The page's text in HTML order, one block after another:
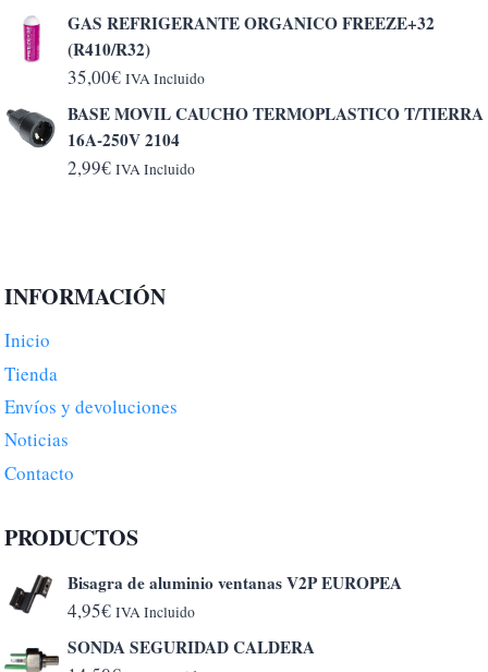
de
desde
5,20€
hasta
6,50€
GAS REFRIGERANTE ORGANICO FREEZE+32
(R410/R32)
35,00€ IVA Incluido
BASE MOVIL CAUCHO TERMOPLASTICO T/TIERRA
16A-250V 2104
2,99€ IVA Incluido
INFORMACIÓN
Inicio
Tienda
Envíos y devoluciones
Noticias
Contacto
PRODUCTOS
Bisagra de aluminio ventanas V2P EUROPEA
4,95€ IVA Incluido
SONDA SEGURIDAD CALDERA